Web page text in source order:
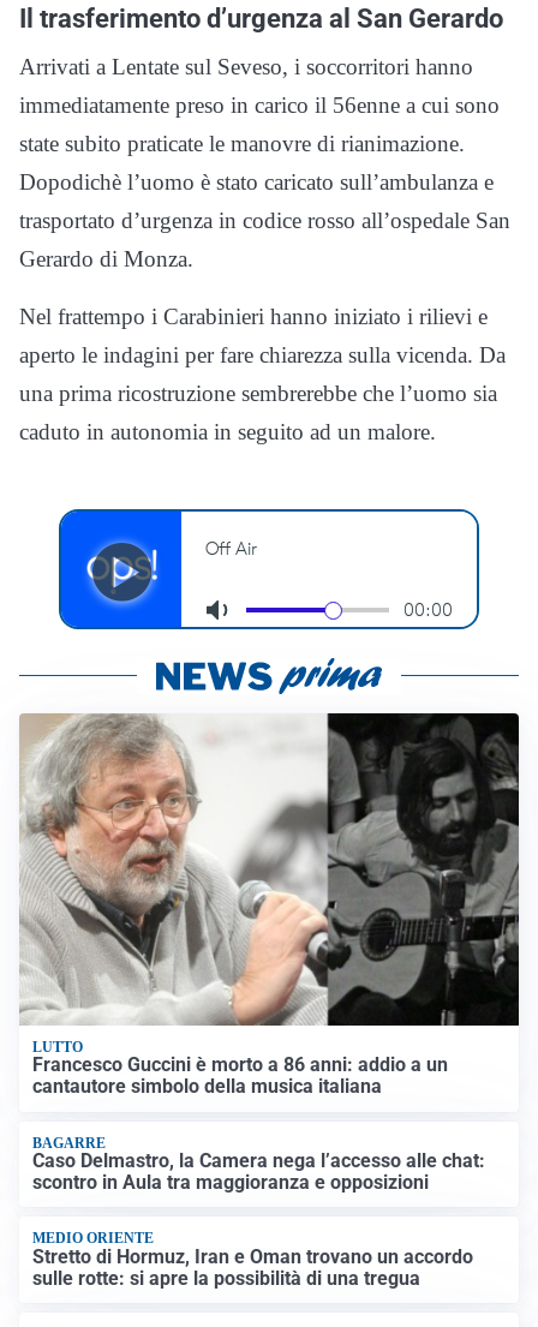
Il trasferimento d’urgenza al San Gerardo
Arrivati a Lentate sul Seveso, i soccorritori hanno
immediatamente preso in carico il 56enne a cui sono
state subito praticate le manovre di rianimazione.
Dopodichè l’uomo è stato caricato sull’ambulanza e
trasportato d’urgenza in codice rosso all’ospedale San
Gerardo di Monza.
Nel frattempo i Carabinieri hanno iniziato i rilievi e
aperto le indagini per fare chiarezza sulla vicenda. Da
una prima ricostruzione sembrerebbe che l’uomo sia
caduto in autonomia in seguito ad un malore.
LUTTO
Francesco Guccini è morto a 86 anni: addio a un
cantautore simbolo della musica italiana
BAGARRE
Caso Delmastro, la Camera nega l’accesso alle chat:
scontro in Aula tra maggioranza e opposizioni
MEDIO ORIENTE
Stretto di Hormuz, Iran e Oman trovano un accordo
sulle rotte: si apre la possibilità di una tregua